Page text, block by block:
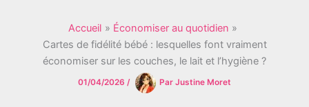
Accueil
Économiser au quotidien
Cartes de fidélité bébé : lesquelles font vraiment
économiser sur les couches, le lait et l’hygiène ?
01/04/2026 / Par Justine Moret